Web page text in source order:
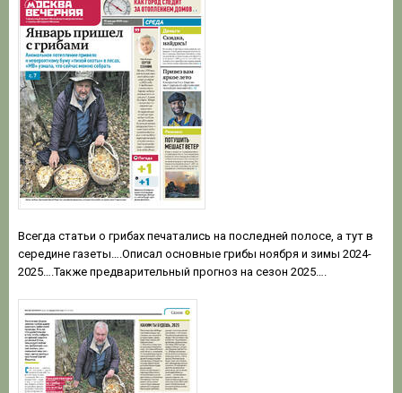
Всегда статьи о грибах печатались на последней полосе, а тут в
середине газеты….Описал основные грибы ноября и зимы 2024-
2025….Также предварительный прогноз на сезон 2025….